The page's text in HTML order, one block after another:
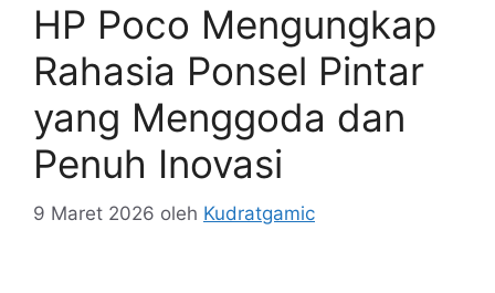
HP Poco Mengungkap
Rahasia Ponsel Pintar
yang Menggoda dan
Penuh Inovasi
9 Maret 2026 oleh Kudratgamic